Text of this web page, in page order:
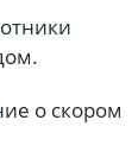
о скором